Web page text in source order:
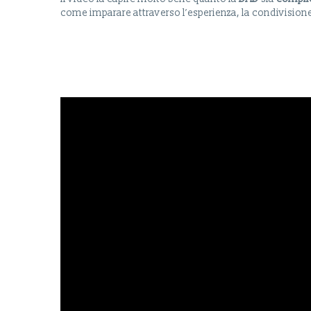
come imparare attraverso l’esperienza, la